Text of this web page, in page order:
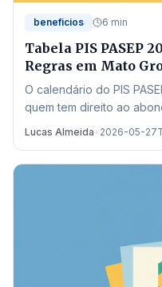
beneficios 6 min
Tabela PIS PASEP
Regras em Mato
O calendário do PIS
quem tem direito ao
Lucas Almeida• 2026-05-